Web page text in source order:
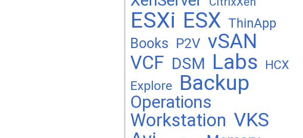
ESXi ESX ThinApp
Books P2V vSAN
VCF DSM Labs HCX
Explore Backup
Operations
Workstation VKS